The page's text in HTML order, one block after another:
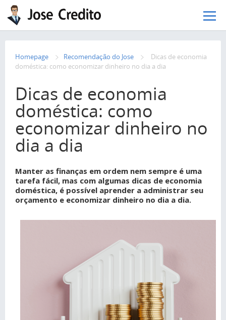
Pular para o conteúdo principal
Homepage Recomendação do Jose
Dicas de economia
doméstica: como economizar dinheiro no dia a dia
Dicas de economia
doméstica: como
economizar dinheiro no
dia a dia
Manter as finanças em ordem nem sempre é uma
tarefa fácil, mas com algumas dicas de economia
doméstica, é possível aprender a administrar seu
orçamento e economizar dinheiro no dia a dia.